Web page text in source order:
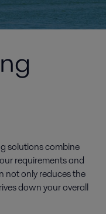
solutions combine
requirements and
not only reduces the
down your overall